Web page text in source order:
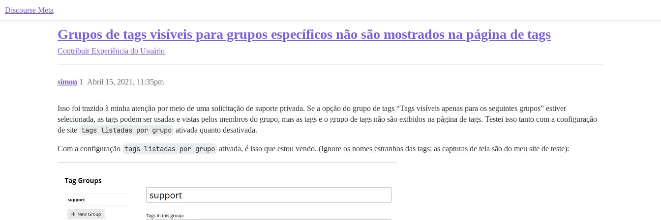
Discourse Meta
Grupos de tags visíveis para grupos específicos não são mostrados na página de tags
Contribuir Experiência do Usuário
simon Abril 15, 2021, 11:35pm
1
Isso foi trazido à minha atenção por meio de uma solicitação de suporte privada. Se a opção do grupo de tags “Tags visíveis apenas para os seguintes grupos” estiver
selecionada, as tags podem ser usadas e vistas pelos membros do grupo, mas as tags e o grupo de tags não são exibidos na página de tags. Testei isso tanto com a configuração
de site tags listadas por grupo ativada quanto desativada.
Com a configuração tags listadas por grupo ativada, é isso que estou vendo. (Ignore os nomes estranhos das tags; as capturas de tela são do meu site de teste):